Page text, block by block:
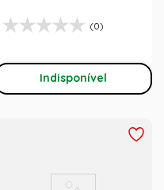
(0)
Indisponível